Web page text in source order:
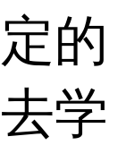
的
学